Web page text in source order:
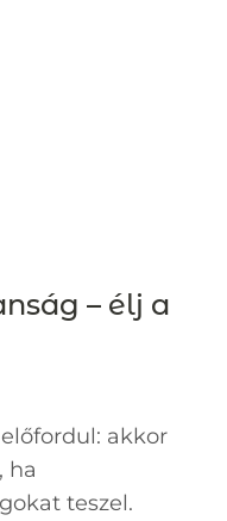
– élj a
akkor
ha
teszel.